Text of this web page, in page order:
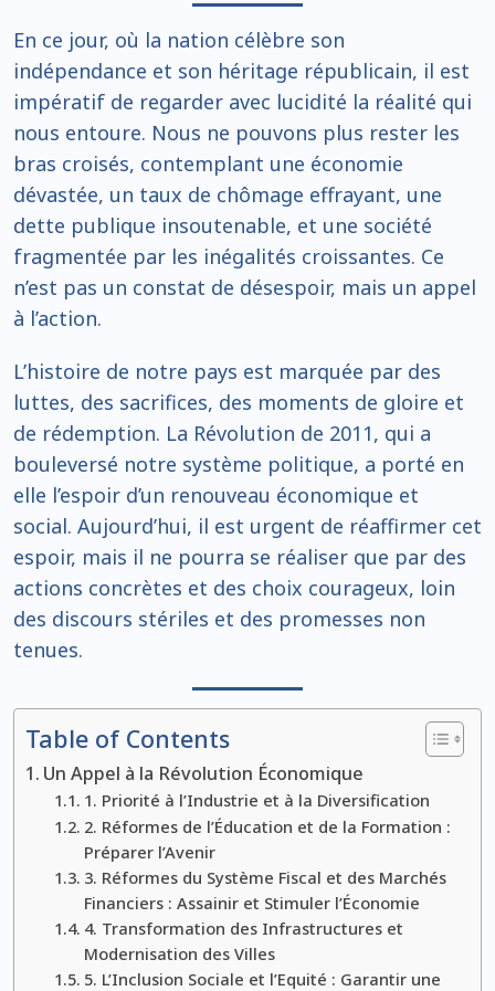
En ce jour, où la nation célèbre son
indépendance et son héritage républicain, il est
impératif de regarder avec lucidité la réalité qui
nous entoure. Nous ne pouvons plus rester les
bras croisés, contemplant une économie
dévastée, un taux de chômage effrayant, une
dette publique insoutenable, et une société
fragmentée par les inégalités croissantes. Ce
n’est pas un constat de désespoir, mais un appel
à l’action.
L’histoire de notre pays est marquée par des
luttes, des sacrifices, des moments de gloire et
de rédemption. La Révolution de 2011, qui a
bouleversé notre système politique, a porté en
elle l’espoir d’un renouveau économique et
social. Aujourd’hui, il est urgent de réaffirmer cet
espoir, mais il ne pourra se réaliser que par des
actions concrètes et des choix courageux, loin
des discours stériles et des promesses non
tenues.
Table of Contents
Un Appel à la Révolution Économique
1. Priorité à l’Industrie et à la Diversification
2. Réformes de l’Éducation et de la Formation :
Préparer l’Avenir
3. Réformes du Système Fiscal et des Marchés
Financiers : Assainir et Stimuler l’Économie
4. Transformation des Infrastructures et
Modernisation des Villes
5. L’Inclusion Sociale et l’Equité : Garantir une